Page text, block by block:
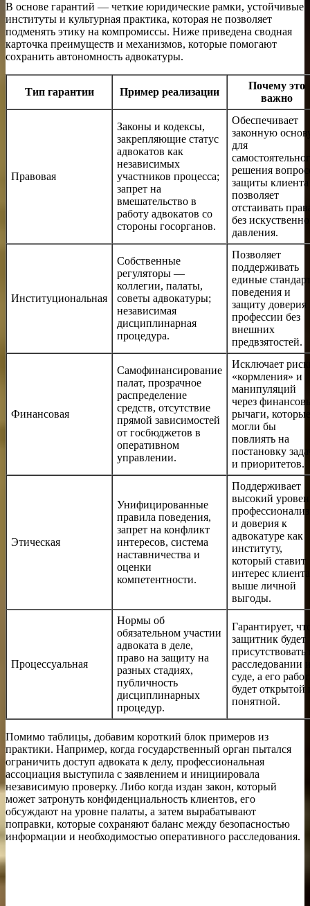
В основе гарантий — четкие юридические рамки, устойчивые
институты и культурная практика, которая не позволяет
подменять этику на компромиссы. Ниже приведена сводная
карточка преимуществ и механизмов, которые помогают
сохранить автономность адвокатуры.
Тип гарантии Пример реализации
Почему это
важно
Правовая
Законы и кодексы,
закрепляющие статус
адвокатов как
независимых
участников процесса;
запрет на
вмешательство в
работу адвокатов со
стороны госорганов.
Обеспечивает
законную
для
решения
защиты
позволяет
отстаивать
без
давления.
Институциональная
Собственные
регуляторы —
коллегии, палаты,
советы адвокатуры;
независимая
дисциплинарная
процедура.
Позволяет
поддерживать
единые
поведения и
защиту доверия
профессии без
внешних
предвзятостей.
Финансовая
Самофинансирование
палат, прозрачное
распределение
средств, отсутствие
прямой зависимостей
от госбюджетов в
оперативном
управлении.
Исключает
«кормления» и
манипуляций
через
рычаги, которые
могли бы
повлиять на
постановку
и приоритетов.
Этическая
Унифицированные
правила поведения,
запрет на конфликт
интересов, система
наставничества и
оценки
компетентности.
Поддерживает
высокий
и доверия к
адвокатуре как
институту,
который ставит
интерес клиента
выше личной
выгоды.
Процессуальная
Нормы об
обязательном участии
адвоката в деле,
право на защиту на
разных стадиях,
публичность
дисциплинарных
процедур.
Гарантирует,
защитник будет
присутствовать
расследовании
суде, а его
будет открытой
понятной.
Помимо таблицы, добавим короткий блок примеров из
практики. Например, когда государственный орган пытался
ограничить доступ адвоката к делу, профессиональная
ассоциация выступила с заявлением и инициировала
независимую проверку. Либо когда издан закон, который
может затронуть конфиденциальность клиентов, его
обсуждают на уровне палаты, а затем вырабатывают
поправки, которые сохраняют баланс между безопасностью
информации и необходимостью оперативного расследования.